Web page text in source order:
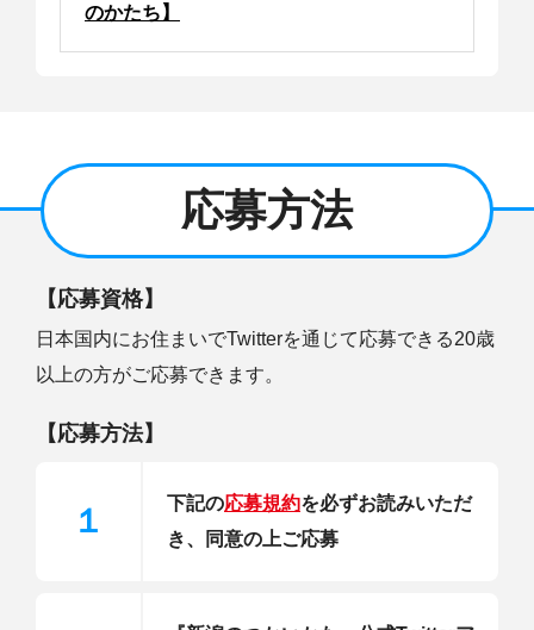
のかたち】
応募方法
【応募資格】
日本国内にお住まいでTwitterを通じて応募できる20歳
以上の方がご応募できます。
【応募方法】
１ 下記の応募規約を必ずお読みいただ
き、同意の上ご応募